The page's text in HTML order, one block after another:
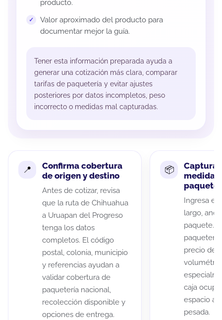
producto.
Valor aproximado del producto para
documentar mejor la guía.
Tener esta información preparada ayuda a
generar una cotización más clara, comparar
tarifas de paquetería y evitar ajustes
posteriores por datos incompletos, peso
incorrecto o medidas mal capturadas.
Confirma cobertura
de origen y destino
Antes de cotizar, revisa
que la ruta de Chihuahua
a Uruapan del Progreso
tenga los datos
completos. El código
postal, colonia, municipio
y referencias ayudan a
validar cobertura de
paquetería nacional,
recolección disponible y
opciones de entrega.
Captura
medidas
paquete
Ingresa el
largo,
paquete.
precio de
caja
espacio
pesada.